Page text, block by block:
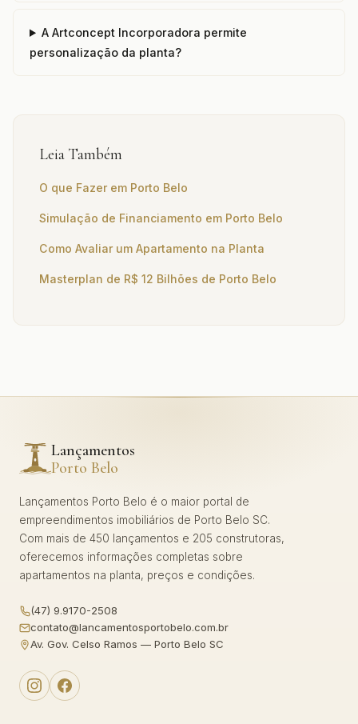
A Artconcept Incorporadora permite
personalização da planta?
Leia Também
O que Fazer em Porto Belo
Simulação de Financiamento em Porto Belo
Como Avaliar um Apartamento na Planta
Masterplan de R$ 12 Bilhões de Porto Belo
Lançamentos
Porto Belo
Lançamentos Porto Belo é o maior portal de
empreendimentos imobiliários de Porto Belo SC.
Com mais de 450 lançamentos e 205 construtoras,
oferecemos informações completas sobre
apartamentos na planta, preços e condições.
(47) 9.9170-2508
contato@lancamentosportobelo.com.br
Av. Gov. Celso Ramos — Porto Belo SC